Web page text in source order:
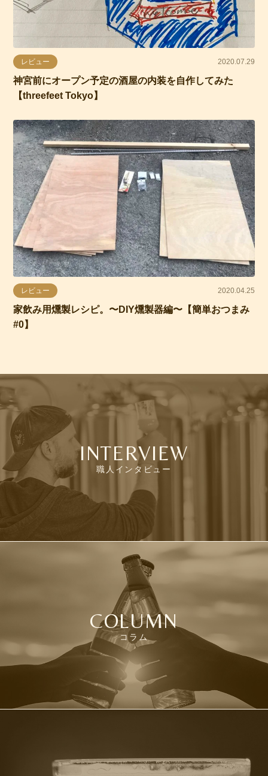
レビュー 2020.07.29
神宮前にオープン予定の酒屋の内装を自作してみた
【threefeet Tokyo】
レビュー 2020.04.25
家飲み用燻製レシピ。〜DIY燻製器編〜【簡単おつまみ
#0】
INTERVIEW
職人インタビュー
COLUMN
コラム